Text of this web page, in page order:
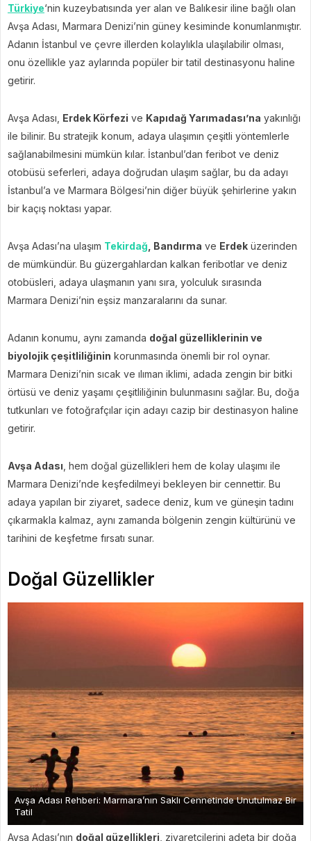
Türkiye‘nin kuzeybatısında yer alan ve Balıkesir iline bağlı olan
Avşa Adası, Marmara Denizi’nin güney kesiminde konumlanmıştır.
Adanın İstanbul ve çevre illerden kolaylıkla ulaşılabilir olması,
onu özellikle yaz aylarında popüler bir tatil destinasyonu haline
getirir.
Avşa Adası, Erdek Körfezi ve Kapıdağ Yarımadası’na yakınlığı
ile bilinir. Bu stratejik konum, adaya ulaşımın çeşitli yöntemlerle
sağlanabilmesini mümkün kılar. İstanbul’dan feribot ve deniz
otobüsü seferleri, adaya doğrudan ulaşım sağlar, bu da adayı
İstanbul’a ve Marmara Bölgesi’nin diğer büyük şehirlerine yakın
bir kaçış noktası yapar.
Avşa Adası’na ulaşım Tekirdağ , Bandırma ve Erdek üzerinden
de mümkündür. Bu güzergahlardan kalkan feribotlar ve deniz
otobüsleri, adaya ulaşmanın yanı sıra, yolculuk sırasında
Marmara Denizi’nin eşsiz manzaralarını da sunar.
Adanın konumu, aynı zamanda doğal güzelliklerinin ve
biyolojik çeşitliliğinin korunmasında önemli bir rol oynar.
Marmara Denizi’nin sıcak ve ılıman iklimi, adada zengin bir bitki
örtüsü ve deniz yaşamı çeşitliliğinin bulunmasını sağlar. Bu, doğa
tutkunları ve fotoğrafçılar için adayı cazip bir destinasyon haline
getirir.
Avşa Adası , hem doğal güzellikleri hem de kolay ulaşımı ile
Marmara Denizi’nde keşfedilmeyi bekleyen bir cennettir. Bu
adaya yapılan bir ziyaret, sadece deniz, kum ve güneşin tadını
çıkarmakla kalmaz, aynı zamanda bölgenin zengin kültürünü ve
tarihini de keşfetme fırsatı sunar.
Doğal Güzellikler
Avşa Adası Rehberi: Marmara’nın Saklı Cennetinde Unutulmaz Bir
Tatil
Avşa Adası’nın doğal güzellikleri , ziyaretçilerini adeta bir doğa